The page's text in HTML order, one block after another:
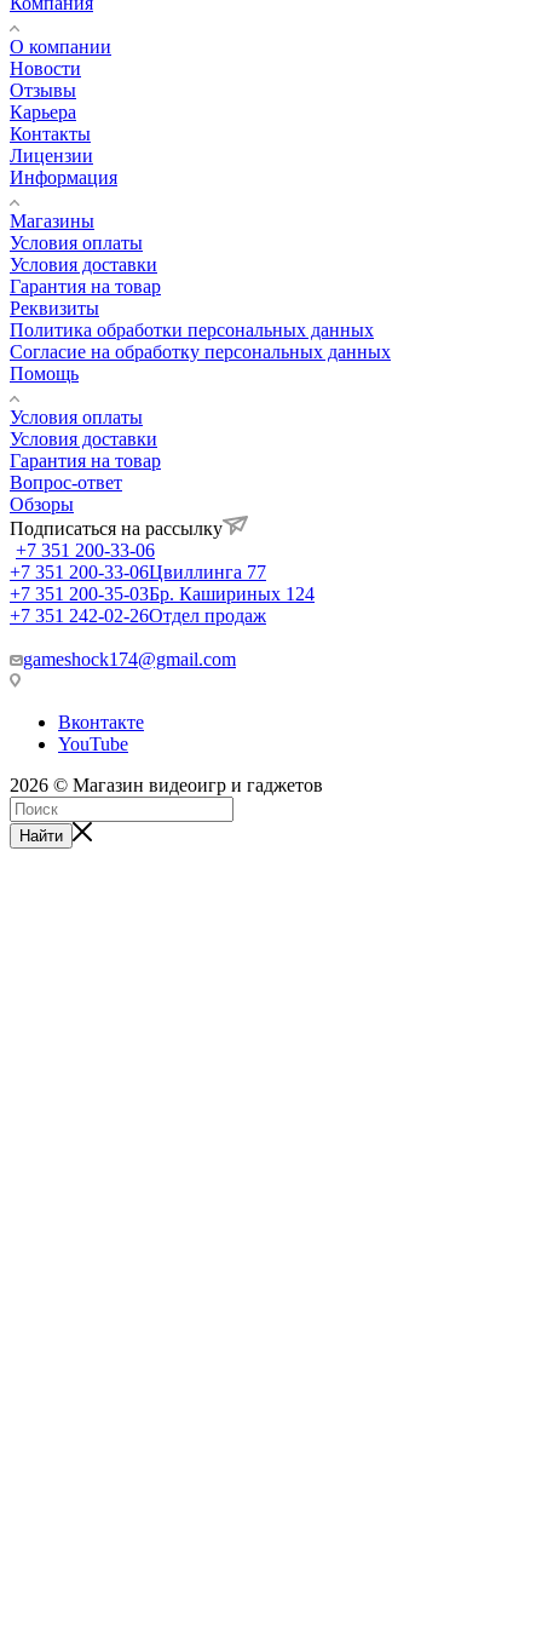
О компании
Новости
Отзывы
Карьера
Контакты
Лицензии
Информация
Магазины
Условия оплаты
Условия доставки
Гарантия на товар
Реквизиты
Политика обработки персональных данных
Согласие на обработку персональных данных
Помощь
Условия оплаты
Условия доставки
Гарантия на товар
Вопрос-ответ
Обзоры
Подписаться на рассылку
+7 351 200-33-06
+7 351 200-33-06Цвиллинга 77
+7 351 200-35-03Бр. Кашириных 124
+7 351 242-02-26Отдел продаж
gameshock174@gmail.com
Вконтакте
YouTube
2026 © Магазин видеоигр и гаджетов
Найти